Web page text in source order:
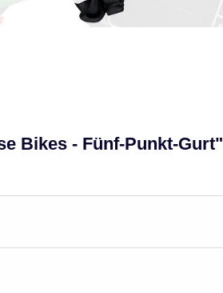
Bikes - Fünf-Punkt-Gurt"